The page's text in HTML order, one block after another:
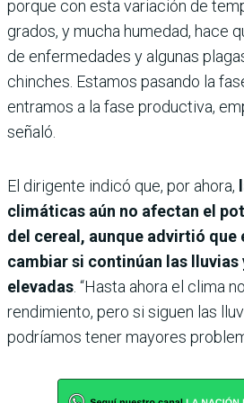
porque con esta variación de
grados, y mucha humedad, hace
de enfermedades y algunas
chinches. Estamos pasando la
entramos a la fase productiva,
señaló.
El dirigente indicó que, por ahora,
climáticas aún no afectan el
del cereal, aunque advirtió que
cambiar si continúan las
elevadas . “Hasta ahora el clima
rendimiento, pero si siguen las
podríamos tener mayores